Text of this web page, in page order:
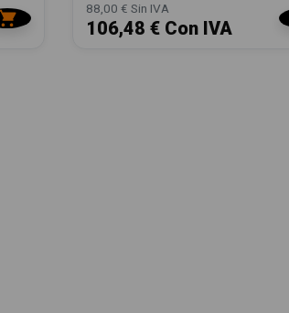
88,00 € Sin IVA
106,48 € Con IVA